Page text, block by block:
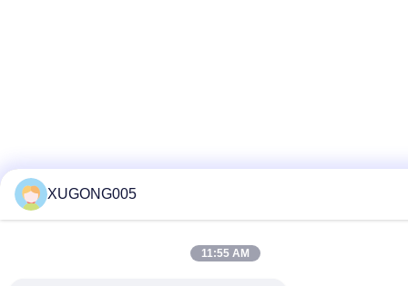
XUGONG005
11:55 AM